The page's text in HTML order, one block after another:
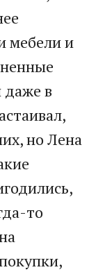
мебели и
в
но Лена
то